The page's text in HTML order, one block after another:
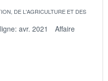
DE L'AGRICULTURE ET DES
avr. 2021
Affaire